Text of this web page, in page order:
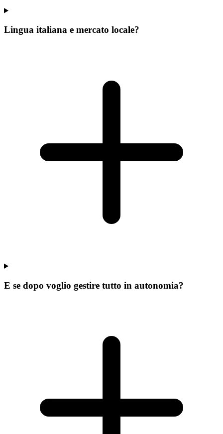
Lingua italiana e mercato locale?
E se dopo voglio gestire tutto in autonomia?